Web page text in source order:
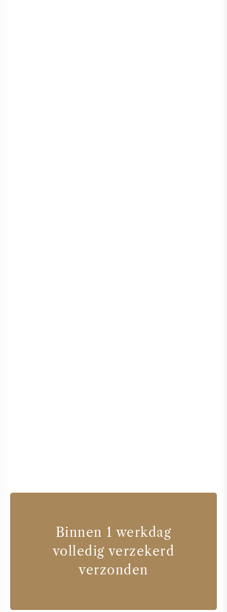
Binnen 1 werkdag
volledig verzekerd
verzonden